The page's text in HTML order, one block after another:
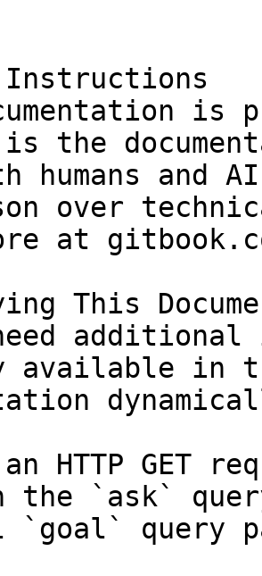
Instructions
is
is the
humans and
over
at
This
in
HTTP GET
the `ask`
`goal` query